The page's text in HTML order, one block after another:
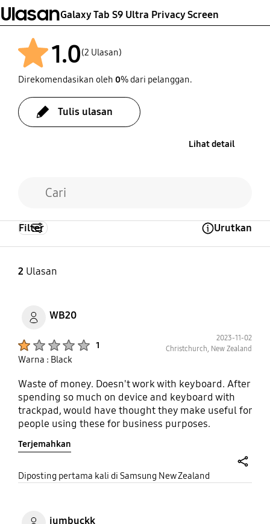
UlasanGalaxy Tab S9 Ultra Privacy Screen
1.0(2 Ulasan)
Direkomendasikan oleh 0% dari pelanggan.
Tulis ulasan
Lihat detail
2 Ulasan
Filter Urutkan
WB20
1
2023-11-02
Christchurch, New Zealand
Warna : Black
Waste of money. Doesn't work with keyboard. After
spending so much on device and keyboard with
trackpad, would have thought they make useful for
people using these for business purposes.
Terjemahkan
Diposting pertama kali di Samsung New Zealand
jumbuckk